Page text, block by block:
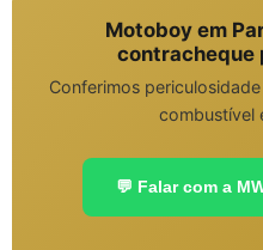
Motoboy em
contracheque
Conferimos
combustível
💬 Falar com a